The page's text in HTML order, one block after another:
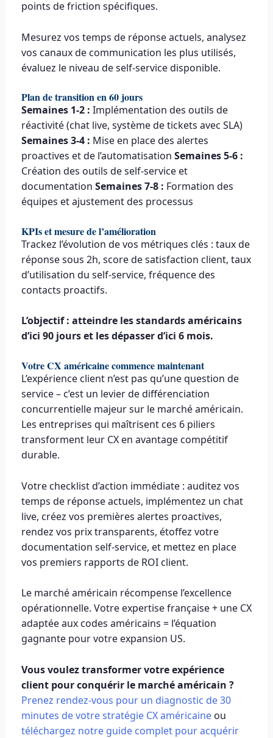
points de friction spécifiques.
Mesurez vos temps de réponse actuels, analysez
vos canaux de communication les plus utilisés,
évaluez le niveau de self-service disponible.
Plan de transition en 60 jours
Semaines 1-2 : Implémentation des outils de
réactivité (chat live, système de tickets avec SLA)
Semaines 3-4 : Mise en place des alertes
proactives et de l’automatisation Semaines 5-6 :
Création des outils de self-service et
documentation Semaines 7-8 : Formation des
équipes et ajustement des processus
KPIs et mesure de l’amélioration
Trackez l’évolution de vos métriques clés : taux de
réponse sous 2h, score de satisfaction client, taux
d’utilisation du self-service, fréquence des
contacts proactifs.
L’objectif : atteindre les standards américains
d’ici 90 jours et les dépasser d’ici 6 mois.
Votre CX américaine commence maintenant
L’expérience client n’est pas qu’une question de
service – c’est un levier de différenciation
concurrentielle majeur sur le marché américain.
Les entreprises qui maîtrisent ces 6 piliers
transforment leur CX en avantage compétitif
durable.
Votre checklist d’action immédiate : auditez vos
temps de réponse actuels, implémentez un chat
live, créez vos premières alertes proactives,
rendez vos prix transparents, étoffez votre
documentation self-service, et mettez en place
vos premiers rapports de ROI client.
Le marché américain récompense l’excellence
opérationnelle. Votre expertise française + une CX
adaptée aux codes américains = l’équation
gagnante pour votre expansion US.
Vous voulez transformer votre expérience
client pour conquérir le marché américain ?
Prenez rendez-vous pour un diagnostic de 30
minutes de votre stratégie CX américaineou
téléchargez notre guide complet pour acquérir